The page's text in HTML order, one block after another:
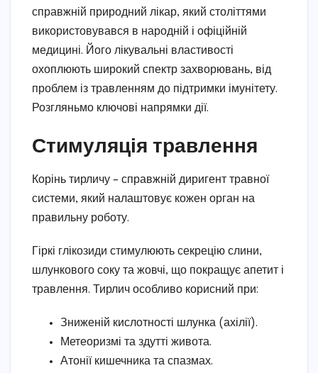
справжній природний лікар, який століттями
використовувався в народній і офіційній
медицині. Його лікувальні властивості
охоплюють широкий спектр захворювань, від
проблем із травленням до підтримки імунітету.
Розгляньмо ключові напрямки дії.
Стимуляція травлення
Корінь тирличу – справжній диригент травної
системи, який налаштовує кожен орган на
правильну роботу.
Гіркі глікозиди стимулюють секрецію слини,
шлункового соку та жовчі, що покращує апетит і
травлення. Тирлич особливо корисний при:
Зниженій кислотності шлунка (ахілії).
Метеоризмі та здутті живота.
Атонії кишечника та спазмах.